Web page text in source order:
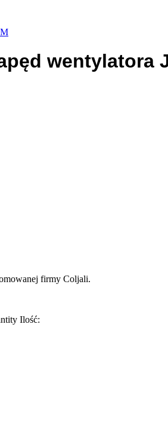
wentylatora
firmy Coljali.
Ilość: